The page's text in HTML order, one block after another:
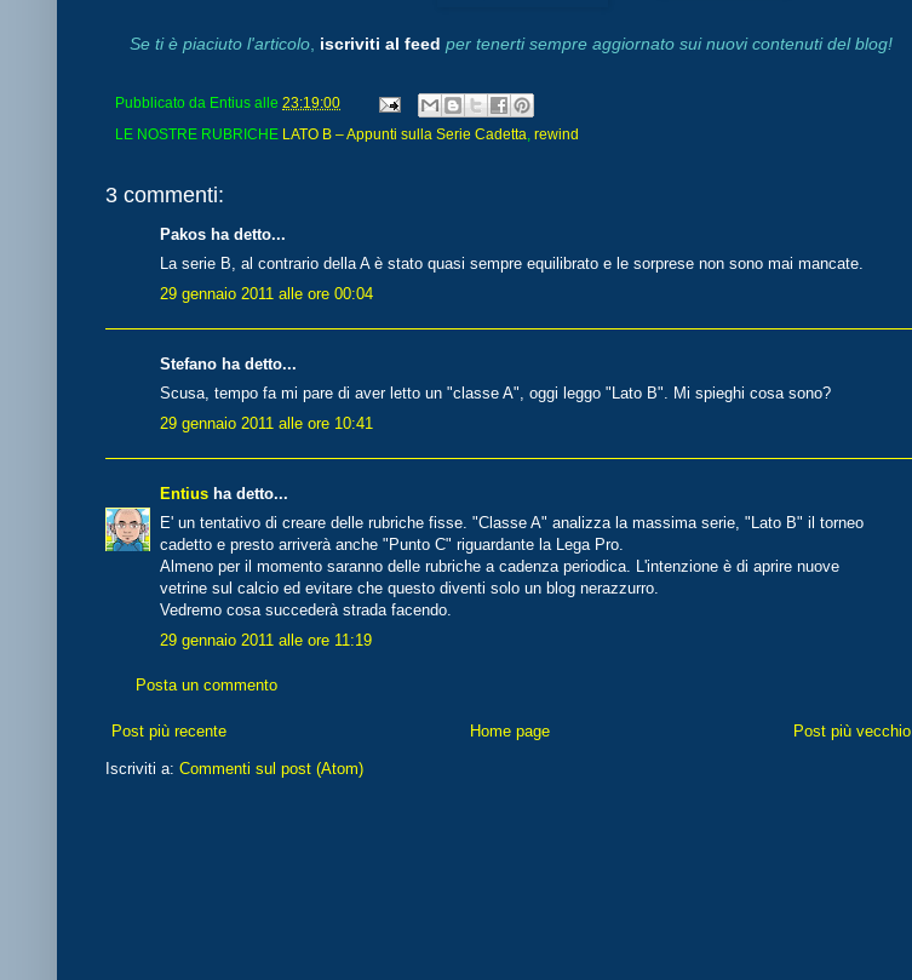
Se ti è piaciuto l'articolo iscriviti al feed per tenerti sempre aggiornato sui nuovi contenuti del blog!
Pubblicato da Entius alle 23:19:00
LE NOSTRE RUBRICHE LATO B – Appunti sulla Serie Cadetta rewind
3 commenti:
Pakos ha detto...
La serie B, al contrario della A è stato quasi sempre equilibrato e le sorprese non sono mai mancate.
29 gennaio 2011 alle ore 00:04
Stefano ha detto...
Scusa, tempo fa mi pare di aver letto un "classe A", oggi leggo "Lato B". Mi spieghi cosa sono?
29 gennaio 2011 alle ore 10:41
Entius ha detto...
E' un tentativo di creare delle rubriche fisse. "Classe A" analizza la massima serie, "Lato B" il torneo
cadetto e presto arriverà anche "Punto C" riguardante la Lega Pro.
Almeno per il momento saranno delle rubriche a cadenza periodica. L'intenzione è di aprire nuove
vetrine sul calcio ed evitare che questo diventi solo un blog nerazzurro.
Vedremo cosa succederà strada facendo.
29 gennaio 2011 alle ore 11:19
Posta un commento
Post più recente Post più vecchio
Home page
Iscriviti a: Commenti sul post (Atom)